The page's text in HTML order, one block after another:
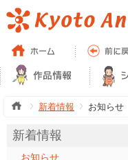
新着情報 お知らせ
新着情報
お知らせ